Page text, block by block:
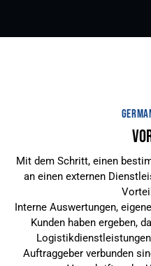
Mit dem Schritt, einen
an einen externen
Interne Auswertungen,
Kunden haben ergeben,
Auftraggeber verbunden